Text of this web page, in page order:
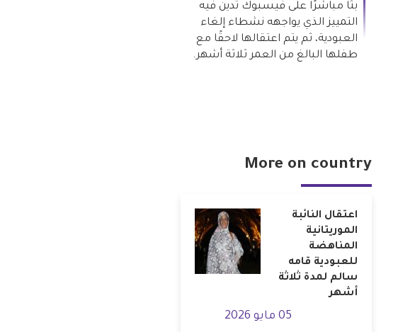
بثًا مباشرًا على فيسبوك تدين فيه
التمييز الذي يواجهه نشطاء إلغاء
العبودية، ثم يتم اعتقالها لاحقًا مع
طفلها البالغ من العمر ثلاثة أشهر.
More on country
اعتقال النائبة
الموريتانية
المناهضة
للعبودية قامه
سالم لمدة ثلاثة
أشهر
05 مايو 2026